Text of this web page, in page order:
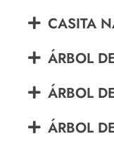
CASITA
ÁRBOL
ÁRBOL
ÁRBOL